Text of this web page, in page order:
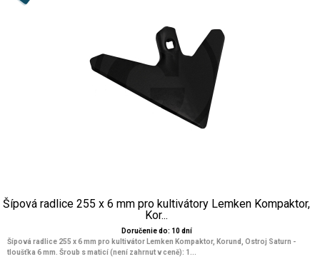
Šípová radlice 255 x 6 mm pro kultivátory Lemken Kompaktor,
Kor...
Doručenie do: 10 dní
Šípová radlice 255 x 6 mm pro kultivátor Lemken Kompaktor, Korund, Ostroj Saturn -
tloušťka 6 mm. Šroub s maticí (není zahrnut v ceně): 1...